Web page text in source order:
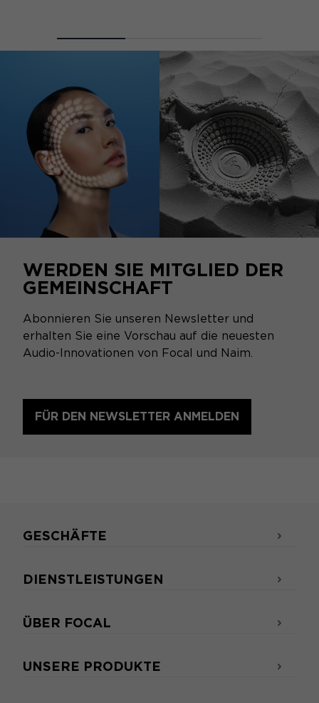
WERDEN SIE MITGLIED DER
GEMEINSCHAFT
Abonnieren Sie unseren Newsletter und
erhalten Sie eine Vorschau auf die neuesten
Audio-Innovationen von Focal und Naim.
FÜR DEN NEWSLETTER ANMELDEN
GESCHÄFTE
DIENSTLEISTUNGEN
ÜBER FOCAL
UNSERE PRODUKTE